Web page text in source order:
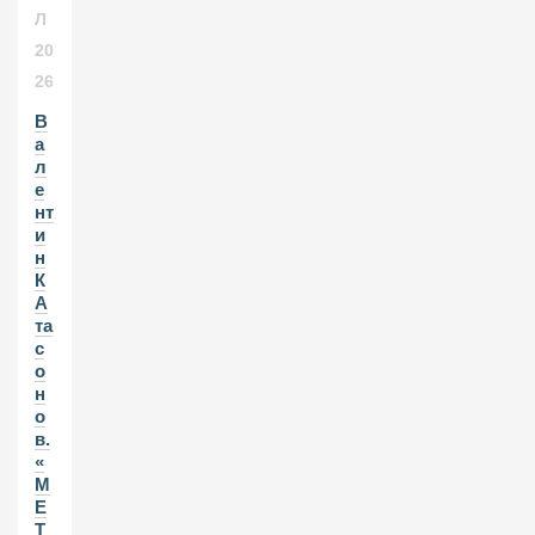
Л
20
26
В
а
л
е
нт
и
н
К
А
та
с
о
н
о
в.
«
М
Е
Т